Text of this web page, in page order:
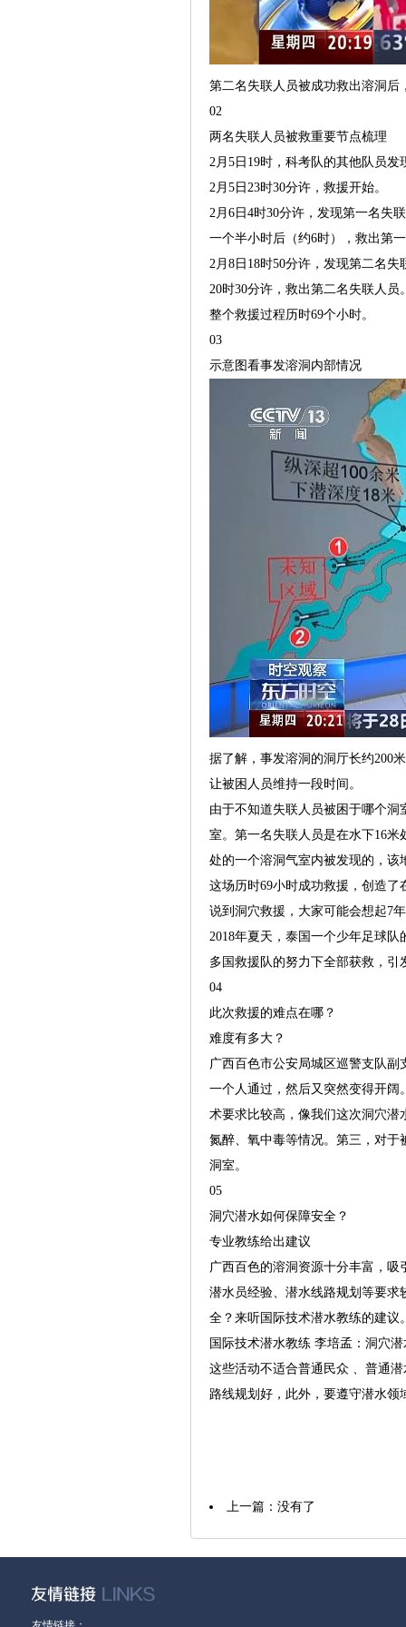
第二名失联人员被成功救出溶洞
02
两名失联人员被救重要节点梳理
2月5日19时，科考队的其他队员
2月5日23时30分许，救援开始。
2月6日4时30分许，发现第一名失
一个半小时后（约6时），救出第
2月8日18时50分许，发现第二名失
20时30分许，救出第二名失联人员
整个救援过程历时69个小时。
03
示意图看事发溶洞内部情况
据了解，事发溶洞的洞厅长约200
让被困人员维持一段时间。
由于不知道失联人员被困于哪个
室。第一名失联人员是在水下16
处的一个溶洞气室内被发现的，该
这场历时69小时成功救援，创造
说到洞穴救援，大家可能会想起7
2018年夏天，泰国一个少年足球
多国救援队的努力下全部获救，
04
此次救援的难点在哪？
难度有多大？
广西百色市公安局城区巡警支队
一个人通过，然后又突然变得开
术要求比较高，像我们这次洞穴潜
氮醉、氧中毒等情况。第三，对
洞室。
05
洞穴潜水如何保障安全？
专业教练给出建议
广西百色的溶洞资源十分丰富，
潜水员经验、潜水线路规划等要
全？来听国际技术潜水教练的建议
国际技术潜水教练 李培孟：洞穴
这些活动不适合普通民众 、普通
路线规划好，此外，要遵守潜水领
上一篇：没有了